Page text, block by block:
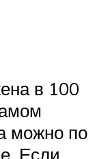
в 100
можно по
Если